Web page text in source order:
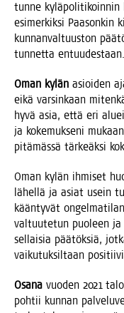
tun­ne kylä­po­li­ti­koin­nin
esi­mer­kik­si Paa­son­kin
kun­nan­val­tuus­ton
tun­net­ta entuudestaan.
Oman kylän asioi­den
eikä var­sin­kaan
hyvä asia, että eri
ja koke­muk­se­ni
pitä­mäs­sä tär­keäk­si
Oman kylän ihmi­set
lähel­lä ja asiat usein
kään­ty­vät
val­tuu­te­tun puo­leen
sel­lai­sia pää­tök­siä,
vai­ku­tuk­sil­taan
Osa­na vuo­den 2021
poh­tii kun­nan